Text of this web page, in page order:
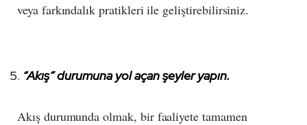
veya farkındalık pratikleri ile geliştirebilirsiniz.
“Akış” durumuna yol açan şeyler yapın.
Akış durumunda olmak, bir faaliyete tamamen